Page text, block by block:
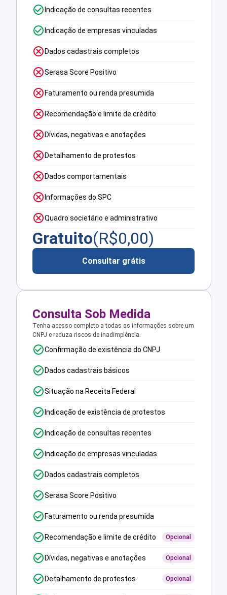
Indicação de consultas recentes
Indicação de empresas vinculadas
Dados cadastrais completos
Serasa Score Positivo
Faturamento ou renda presumida
Recomendação e limite de crédito
Dívidas, negativas e anotações
Detalhamento de protestos
Dados comportamentais
Informações do SPC
Quadro societário e administrativo
Gratuito(R$0,00)
Consultar grátis
Consulta Sob Medida
Tenha acesso completo a todas as informações sobre um
CNPJ e reduza riscos de inadimplência.
Confirmação de existência do CNPJ
Dados cadastrais básicos
Situação na Receita Federal
Indicação de existência de protestos
Indicação de consultas recentes
Indicação de empresas vinculadas
Dados cadastrais completos
Serasa Score Positivo
Faturamento ou renda presumida
Recomendação e limite de crédito Opcional
Dívidas, negativas e anotações Opcional
Detalhamento de protestos Opcional